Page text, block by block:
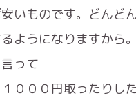
いものです。どんど
ようになりますから。
って
０００円取ったりし